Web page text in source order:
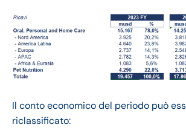
Il conto economico del periodo può
riclassificato: